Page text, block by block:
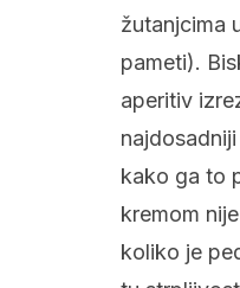
žutanjcima
pameti).
aperitiv
kako ga to
kremom
koliko je